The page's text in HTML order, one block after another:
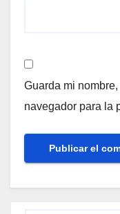
Guarda mi
navegador para la